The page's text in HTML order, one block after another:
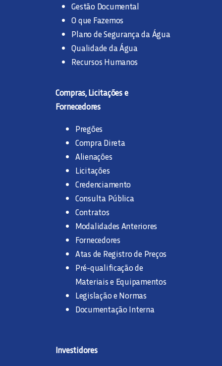
Gestão Documental
O que Fazemos
Plano de Segurança da Água
Qualidade da Água
Recursos Humanos
Compras, Licitações e
Fornecedores
Pregões
Compra Direta
Alienações
Licitações
Credenciamento
Consulta Pública
Contratos
Modalidades Anteriores
Fornecedores
Atas de Registro de Preços
Pré-qualificação de
Materiais e Equipamentos
Legislação e Normas
Documentação Interna
Investidores